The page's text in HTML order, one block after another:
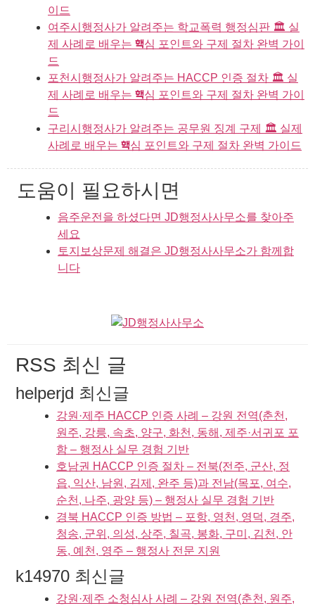
이드
여주시행정사가 알려주는 학교폭력 행정심판 🏛️ 실
제 사례로 배우는 핵심 포인트와 구제 절차 완벽 가이
드
포천시행정사가 알려주는 HACCP 인증 절차 🏛️ 실
제 사례로 배우는 핵심 포인트와 구제 절차 완벽 가이
드
구리시행정사가 알려주는 공무원 징계 구제 🏛️ 실제
사례로 배우는 핵심 포인트와 구제 절차 완벽 가이드
도움이 필요하시면
음주운전을 하셨다면 JD행정사사무소를 찾아주
세요
토지보상문제 해결은 JD행정사사무소가 함께합
니다
RSS 최신 글
helperjd 최신글
강원·제주 HACCP 인증 사례 – 강원 전역(춘천,
원주, 강릉, 속초, 양구, 화천, 동해, 제주·서귀포 포
함 – 행정사 실무 경험 기반
호남권 HACCP 인증 절차 – 전북(전주, 군산, 정
읍, 익산, 남원, 김제, 완주 등)과 전남(목포, 여수,
순천, 나주, 광양 등) – 행정사 실무 경험 기반
경북 HACCP 인증 방법 – 포항, 영천, 영덕, 경주,
청송, 군위, 의성, 상주, 칠곡, 봉화, 구미, 김천, 안
동, 예천, 영주 – 행정사 전문 지원
k14970 최신글
강원·제주 소청심사 사례 – 강원 전역(춘천, 원주,